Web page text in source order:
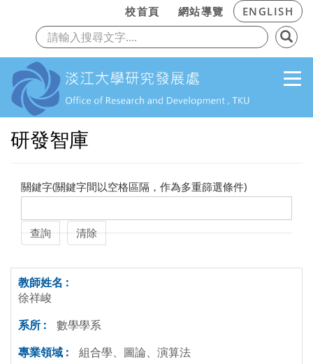
跳到主要內容
校首頁 網站導覽 ENGLISH
上一頁
研發智庫
關鍵字(關鍵字間以空格區隔，作為多重篩選條件)
徐祥峻
數學學系
組合學、圖論、演算法